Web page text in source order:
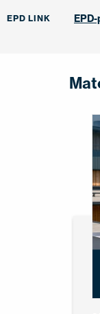
EPD LINK